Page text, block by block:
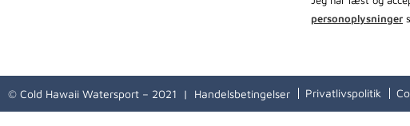
personoplysninger
© Cold Hawaii Watersport – 2021 | Handelsbetingelser Privatlivspolitik